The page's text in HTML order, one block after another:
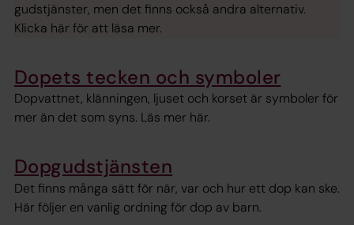
gudstjänster, men det finns också andra alternativ.
Klicka här för att läsa mer.
Dopets tecken och symboler
Dopvattnet, klänningen, ljuset och korset är symboler för
mer än det som syns. Läs mer här.
Dopgudstjänsten
Det finns många sätt för när, var och hur ett dop kan ske.
Här följer en vanlig ordning för dop av barn.